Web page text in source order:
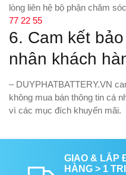
lòng liên hệ bộ phận chăm
77 22 55
6. Cam kết
nhân khách
– DUYPHATBATTERY.VN
không mua bán thông tin cá
vì các mục đích khuyến mãi.
GIAO & LẮP
HÀNG > 1